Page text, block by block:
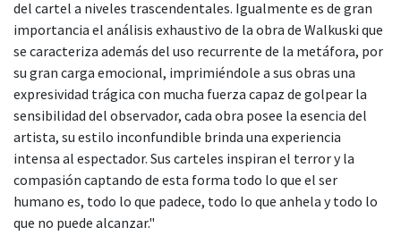
del cartel a niveles trascendentales. Igualmente es de gran
importancia el análisis exhaustivo de la obra de Walkuski que
se caracteriza además del uso recurrente de la metáfora, por
su gran carga emocional, imprimiéndole a sus obras una
expresividad trágica con mucha fuerza capaz de golpear la
sensibilidad del observador, cada obra posee la esencia del
artista, su estilo inconfundible brinda una experiencia
intensa al espectador. Sus carteles inspiran el terror y la
compasión captando de esta forma todo lo que el ser
humano es, todo lo que padece, todo lo que anhela y todo lo
que no puede alcanzar."